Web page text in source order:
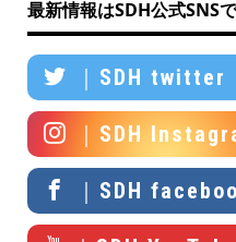
最新情報はSDH公式SNSで
｜SDH twitter
｜SDH
｜SDH